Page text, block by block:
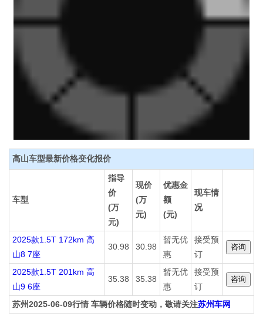
高山车型最新价格变化报价
车型
指导
价
(万
元)
现价
(万
元)
优惠金
额
(元)
现车情
况
2025款1.5T 172km 高
山8 7座
30.98 30.98
暂无优
惠
接受预
订
2025款1.5T 201km 高
山9 6座
35.38 35.38
暂无优
惠
接受预
订
苏州2025-06-09行情 车辆价格随时变动，敬请关注苏州车网